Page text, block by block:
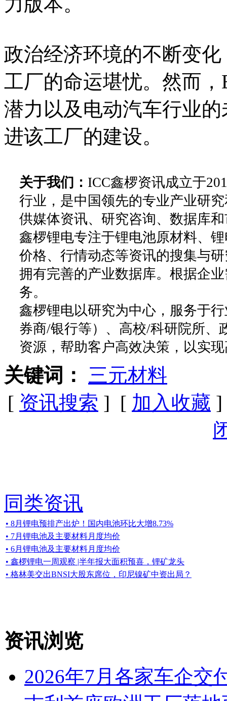
政治经济环境的不断变
工厂的命运堪忧。然而
潜力以及电动汽车行业
进该工厂的建设。
关于我们： ICC鑫椤资讯成立于
行业，是中国领先的专业产业研
供媒体资讯、研究咨询、数据库
鑫椤锂电专注于锂电池原材料、
价格、行情动态等资讯的搜集与
拥有完善的产业数据库。根据企
务。
鑫椤锂电以研究为中心，服务于
券商/银行等）、高校/科研院所、
资源，帮助客户高效决策，以实
关键词：
三元材料
[ 资讯搜索 ] [ 加入收藏
同类资讯
• 8月锂电预排产出炉！国内电池环比大增8.73%
• 7月锂电池及主要材料月度均价
• 6月锂电池及主要材料月度均价
• 鑫椤锂电一周观察 |半年报大面积预喜，锂矿龙头
• 格林美交出BNSI大股东席位，印尼镍矿中资出局？
资讯浏览
2026年7月各家车企交